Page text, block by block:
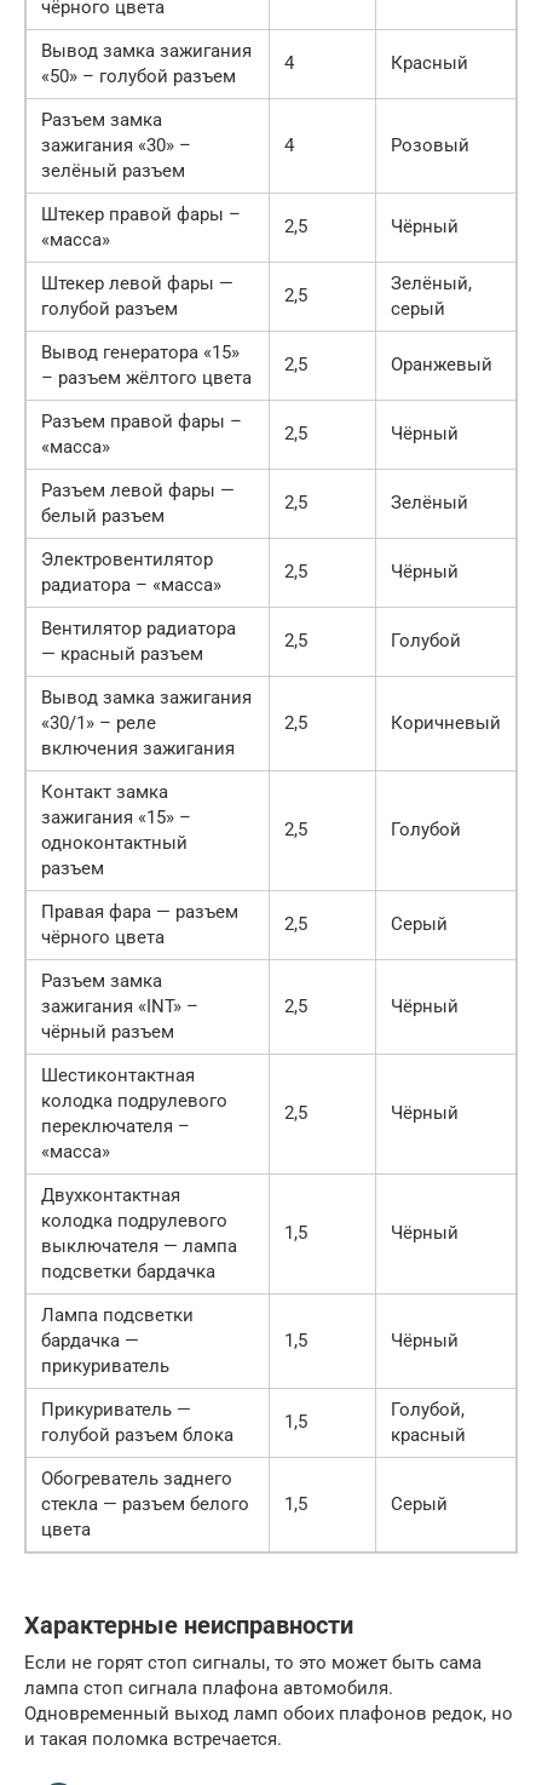
чёрного цвета
Вывод замка зажигания
«50» – голубой разъем
4 Красный
Разъем замка
зажигания «30» –
зелёный разъем
4 Розовый
Штекер правой фары –
«масса»
2,5 Чёрный
Штекер левой фары —
голубой разъем
2,5
Зелёный,
серый
Вывод генератора «15»
– разъем жёлтого цвета
2,5 Оранжевый
Разъем правой фары –
«масса»
2,5 Чёрный
Разъем левой фары —
белый разъем
2,5 Зелёный
Электровентилятор
радиатора – «масса»
2,5 Чёрный
Вентилятор радиатора
— красный разъем
2,5 Голубой
Вывод замка зажигания
«30/1» – реле
включения зажигания
2,5 Коричневый
Контакт замка
зажигания «15» –
одноконтактный
разъем
2,5 Голубой
Правая фара — разъем
чёрного цвета
2,5 Серый
Разъем замка
зажигания «INT» –
чёрный разъем
2,5 Чёрный
Шестиконтактная
колодка подрулевого
переключателя –
«масса»
2,5 Чёрный
Двухконтактная
колодка подрулевого
выключателя — лампа
подсветки бардачка
1,5 Чёрный
Лампа подсветки
бардачка —
прикуриватель
1,5 Чёрный
Прикуриватель —
голубой разъем блока
1,5
Голубой,
красный
Обогреватель заднего
стекла — разъем белого
цвета
1,5 Серый
Характерные неисправности
Если не горят стоп сигналы, то это может быть сама
лампа стоп сигнала плафона автомобиля.
Одновременный выход ламп обоих плафонов редок, но
и такая поломка встречается.